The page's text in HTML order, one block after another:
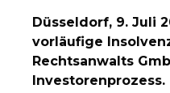
Düsseldorf, 9. Juli
vorläufige
Rechtsanwalts
Investorenprozess.